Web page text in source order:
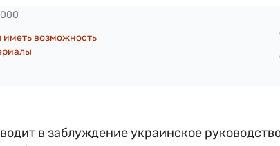
иметь возможность
в заблуждение украинское